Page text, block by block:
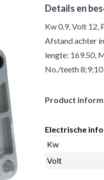
Details en
Kw 0.9, Volt 12,
Afstand achter
lengte: 169.50,
No./teeth 8;9;10
Product
Electrische
Kw
Volt